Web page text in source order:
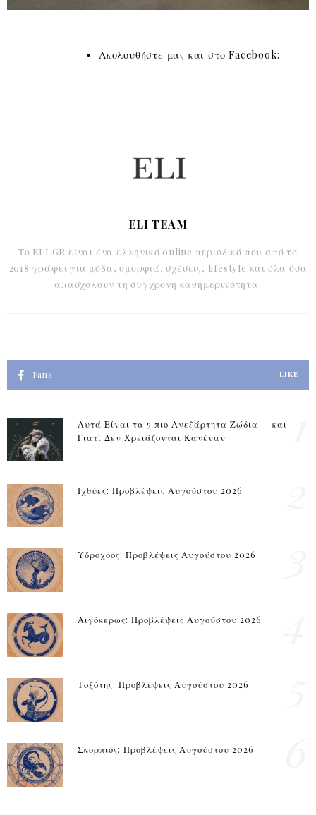
Ακολουθήστε μας και στο Facebook:
ELI TEAM
Το ELI.GR είναι ένα ελληνικό online περιοδικό που από το
2018 γράφει για μόδα, ομορφιά, σχέσεις, lifestyle και όλα όσα
απασχολούν τη σύγχρονη καθημερινότητα.
Fans LIKE
Αυτά Είναι τα 5 πιο Ανεξάρτητα Ζώδια — και
Γιατί Δεν Χρειάζονται Κανέναν
Ιχθύες: Προβλέψεις Αυγούστου 2026
Υδροχόος: Προβλέψεις Αυγούστου 2026
Αιγόκερως: Προβλέψεις Αυγούστου 2026
Τοξότης: Προβλέψεις Αυγούστου 2026
Σκορπιός: Προβλέψεις Αυγούστου 2026